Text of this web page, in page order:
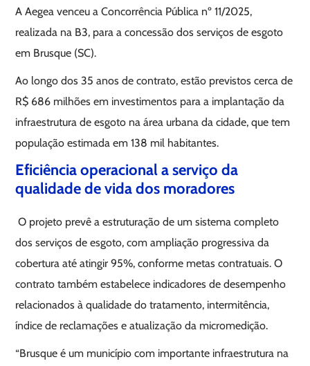
A Aegea venceu a Concorrência Pública nº 11/2025,
realizada na B3, para a concessão dos serviços de esgoto
em Brusque (SC).
Ao longo dos 35 anos de contrato, estão previstos cerca de
R$ 686 milhões em investimentos para a implantação da
infraestrutura de esgoto na área urbana da cidade, que tem
população estimada em 138 mil habitantes.
Eficiência operacional a serviço da
qualidade de vida dos moradores
O projeto prevê a estruturação de um sistema completo
dos serviços de esgoto, com ampliação progressiva da
cobertura até atingir 95%, conforme metas contratuais. O
contrato também estabelece indicadores de desempenho
relacionados à qualidade do tratamento, intermitência,
índice de reclamações e atualização da micromedição.
“Brusque é um município com importante infraestrutura na